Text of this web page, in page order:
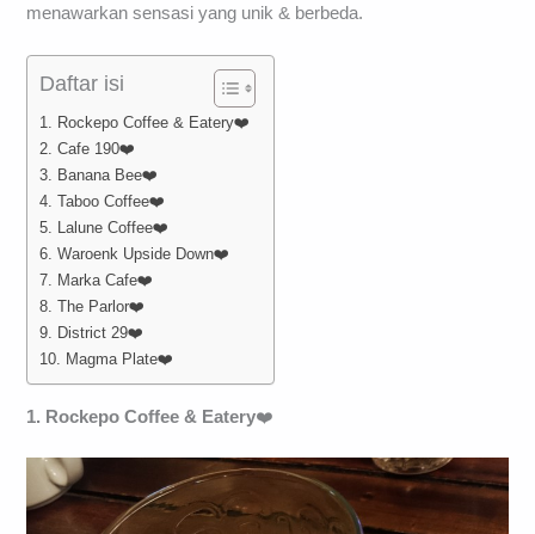
menawarkan sensasi yang unik & berbeda.
Daftar isi
1. Rockepo Coffee & Eatery❤️
2. Cafe 190❤️
3. Banana Bee❤️
4. Taboo Coffee❤️
5. Lalune Coffee❤️
6. Waroenk Upside Down❤️
7. Marka Cafe❤️
8. The Parlor❤️
9. District 29❤️
10. Magma Plate❤️
1. Rockepo Coffee & Eatery❤️